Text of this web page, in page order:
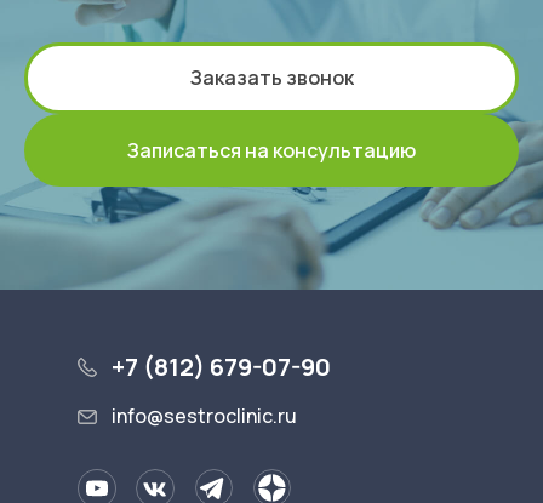
Заказать звонок
Записаться на консультацию
+7 (812) 679-07-90
info@sestroclinic.ru